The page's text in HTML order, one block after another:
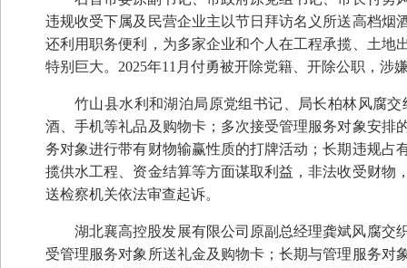
违规收受下属及民营企业主以节日拜访名义所送高档烟
还利用职务便利，为多家企业和个人在工程承揽、土地
特别巨大。2025年11月付勇被开除党籍、开除公职，涉
竹山县水利和湖泊局原党组书记、局长柏林风腐
酒、手机等礼品及购物卡；多次接受管理服务对象安排
务对象进行带有财物输赢性质的打牌活动；长期违规占
揽供水工程、资金结算等方面谋取利益，非法收受财物
送检察机关依法审查起诉。
湖北襄高控股发展有限公司原副总经理龚斌风腐交
受管理服务对象所送礼金及购物卡；长期与管理服务